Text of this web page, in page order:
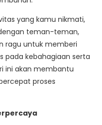
yang kamu nikmati,
teman-teman,
ragu untuk memberi
pada kebahagiaan serta
ini akan membantu
proses